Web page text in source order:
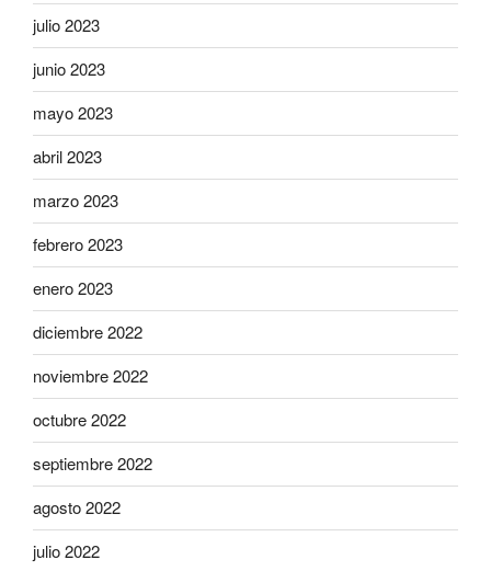
julio 2023
junio 2023
mayo 2023
abril 2023
marzo 2023
febrero 2023
enero 2023
diciembre 2022
noviembre 2022
octubre 2022
septiembre 2022
agosto 2022
julio 2022